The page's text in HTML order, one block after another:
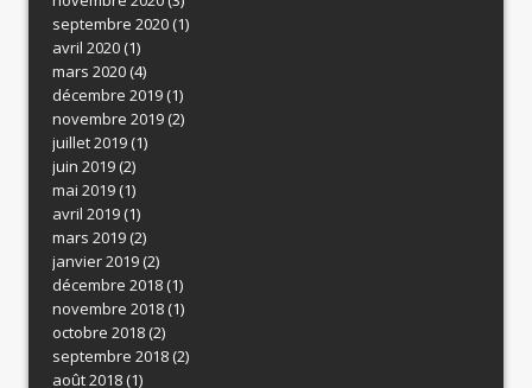
septembre 2020(1)
avril 2020(1)
mars 2020(4)
décembre 2019(1)
novembre 2019(2)
juillet 2019(1)
juin 2019(2)
mai 2019(1)
avril 2019(1)
mars 2019(2)
janvier 2019(2)
décembre 2018(1)
novembre 2018(1)
octobre 2018(2)
septembre 2018(2)
août 2018(1)